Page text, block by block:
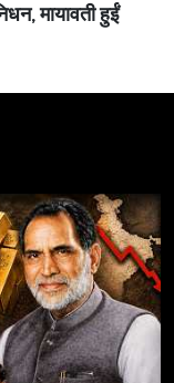
मायावती हुईं